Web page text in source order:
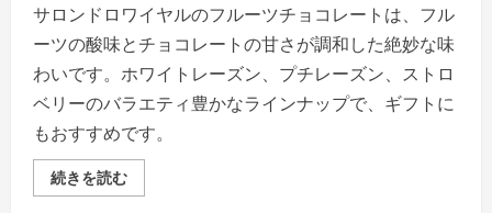
詳
細
を
ご
覧
く
だ
い
サロンドロワイヤルのフルーツチョコレートは、フル
ーツの酸味とチョコレートの甘さが調和した絶妙な味
わいです。ホワイトレーズン、プチレーズン、ストロ
ベリーのバラエティ豊かなラインナップで、ギフトに
もおすすめです。
続きを読むサ
ロ